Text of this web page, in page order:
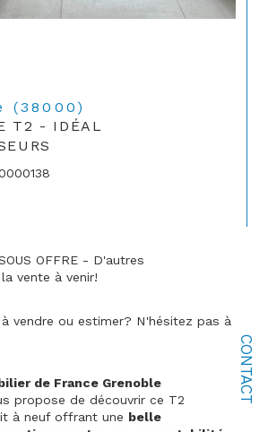
CONTACT
(38000)
T2 - IDÉAL
OFFRE - D'autres
vente à venir!
vendre ou estimer? N'hésitez pas à
de France Grenoble
propose de découvrir ce T2
à neuf offrant une belle